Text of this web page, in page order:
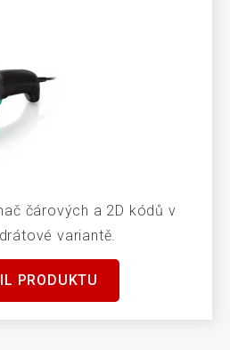
čárových a 2D kódů v
variantě.
PRODUKTU